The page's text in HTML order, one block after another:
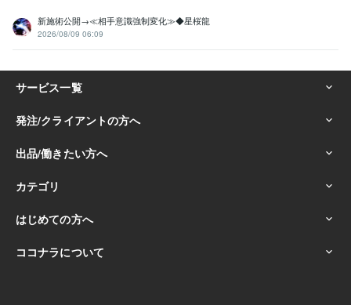
営業 / 営業事務・アシスタント 経験年数 : 3年
カスタマーサポート・カスタマーサクセス / コールセンター管理・運
営
経験年数 : 1年
管理 / 内部監査・内部統制 経験年数 : 1年
事務・ビジネスサポート / 文字起こし・データ入力
受賞歴
ポートフォリオMAX埋めたで賞
サービスを初出品したで賞
ラ登録したで賞
初出品から1年経過したで賞
オの並び替えを行ったで賞
成したで賞 パワポで塗壁の目を作成したで賞
イブしたで賞 Canvaを使ってテストアニメーション動画を作成した
新施術公開→≪相手意識強制変化≫◆星桜龍
2026/08/09 06:09